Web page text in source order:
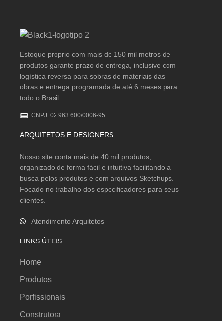
2.6cm
2.8x14.8cm
20 x 23cm
20x122cm
20x20cm
20X23
20x23cm
20x50 Cm
20x50cm
Estoque próprio com mais de 150 mil metros de
produtos garante prazo de entrega, inclusive com
logística reversa para sobras de materiais das
obras e entrega programada de até 6 meses para
todo o Brasil.
CNPJ: 02.963.600/0006-95
ARQUITETOS E DESIGNERS
Nosso site conta mais de 40 mil produtos,
organizado de forma fácil e intuitiva facilitando a
busca pelos produtos e com arquivos Sketchups.
Focado no trabalho dos especificadores para seus
clientes.
Atendimento Arquitetos
LINKS ÚTEIS
Home
Produtos
Porfissionais
Construtora